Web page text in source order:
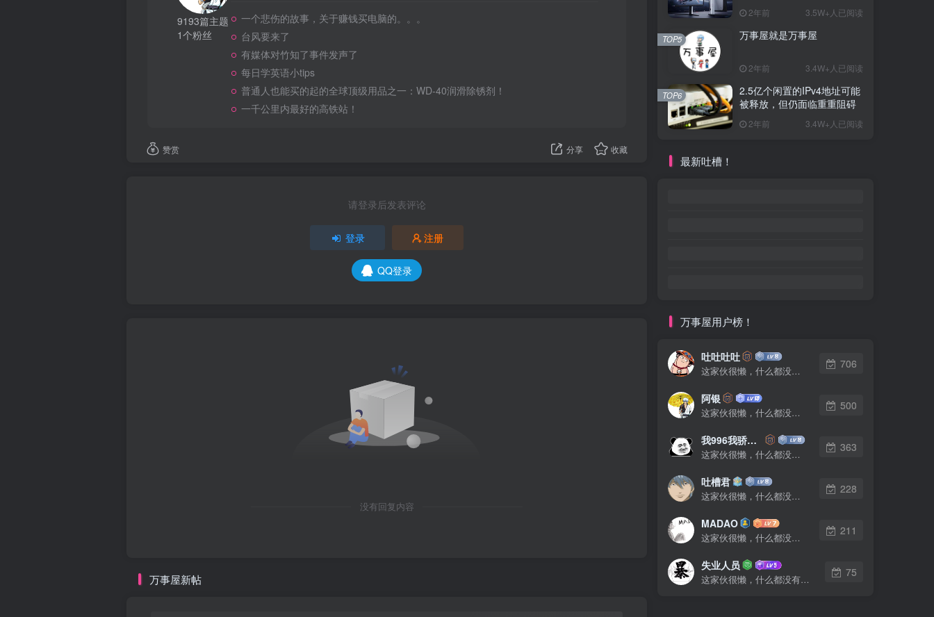
9193篇主题
1个粉丝
一个悲伤的故事，关于赚钱买电脑的。。。
台风要来了
有媒体对竹知了事件发声了
每日学英语小tips
普通人也能买的起的全球顶级用品之一：WD-40润滑除锈剂！
一千公里内最好的高铁站！
赞赏 分享 收藏
请登录后发表评论
登录 注册
QQ登录
没有回复内容
万事屋新帖
2年前 3.5W+人已阅读
万事屋就是万事屋
2年前 3.4W+人已阅读
TOP5
2.5亿个闲置的IPv4地址可能
被释放，但仍面临重重阻碍
2年前 3.4W+人已阅读
TOP6
最新吐槽！
万事屋用户榜！
吐吐吐吐
这家伙很懒，什么都没有写...
706
阿银
这家伙很懒，什么都没有写...
500
我996我骄傲了么
这家伙很懒，什么都没有写...
363
吐槽君
这家伙很懒，什么都没有写...
228
MADAO
这家伙很懒，什么都没有写...
211
失业人员
这家伙很懒，什么都没有写...
75